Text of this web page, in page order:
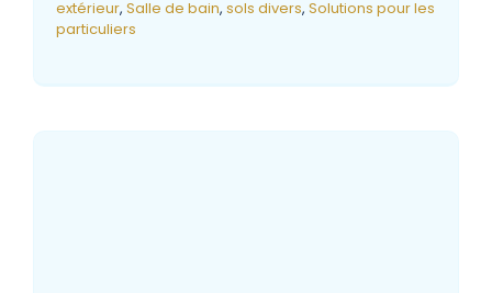
extérieur, Salle de bain, sols divers, Solutions pour les
particuliers